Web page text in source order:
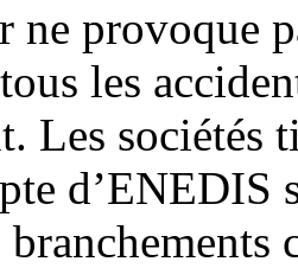
ne provoque
les
Les sociétés
d’ENEDIS